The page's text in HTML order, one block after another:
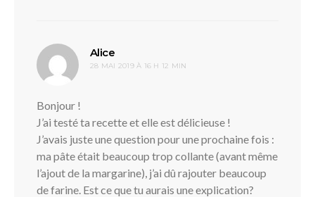
Alice
28 MAI 2019 À 16 H 12 MIN
Bonjour !
J’ai testé ta recette et elle est délicieuse !
J’avais juste une question pour une prochaine fois :
ma pâte était beaucoup trop collante (avant même
l’ajout de la margarine), j’ai dû rajouter beaucoup
de farine. Est ce que tu aurais une explication?